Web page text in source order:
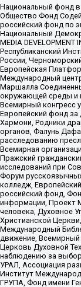
Национальный фонд
Общество Фонд
российский фонд по
Национальный
MEDIA
Республиканский
России,
Европейская
Международный
Маршалла
окружающей среды и
Всемирный конгресс
Европейский фонд
Хармони, Родники
органов, Фалунь
расследованию
Всемирная
Пражский
исследований при
Форум
колледж,
российский фонд,
информации, Проект
человека, Духовное
Христианской
Международный
движение, Всемирный
Церковь Духовной
наблюдению за
УРАЛ, Ассоциация
Институт
ГРУПА, Фонд имени